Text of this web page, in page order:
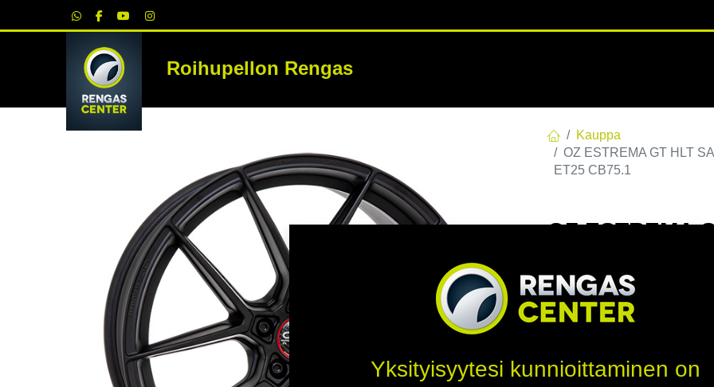
Roihupellon RengasRENKAAT
Kauppa
OZ ESTREMA GT HLT
ET25 CB75.1
OZ ESTREMA
CB75.1
EAN:8027529208375
Yksityisyytesi kunnioittaminen on